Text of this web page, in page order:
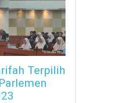
Terpilih